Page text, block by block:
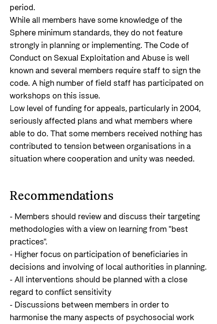
period.
While all members have some knowledge of the
Sphere minimum standards, they do not feature
strongly in planning or implementing. The Code of
Conduct on Sexual Exploitation and Abuse is well
known and several members require staff to sign the
code. A high number of field staff has participated on
workshops on this issue.
Low level of funding for appeals, particularly in 2004,
seriously affected plans and what members where
able to do. That some members received nothing has
contributed to tension between organisations in a
situation where cooperation and unity was needed.
Recommendations
- Members should review and discuss their targeting
methodologies with a view on learning from "best
practices".
- Higher focus on participation of beneficiaries in
decisions and involving of local authorities in planning.
- All interventions should be planned with a close
regard to conflict sensitivity
- Discussions between members in order to
harmonise the many aspects of psychosocial work